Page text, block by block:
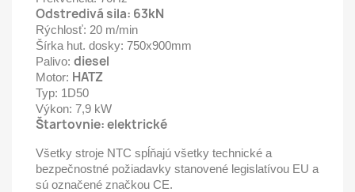
Odstredivá sila: 63kN
Rýchlosť: 20 m/min
Šírka hut. dosky: 750x900mm
Palivo: diesel
Motor: HATZ
Typ: 1D50
Výkon: 7,9 kW
Štartovnie: elektrické
Všetky stroje NTC spĺňajú všetky technické a
bezpečnostné požiadavky stanovené legislatívou EU a
sú označené značkou CE.